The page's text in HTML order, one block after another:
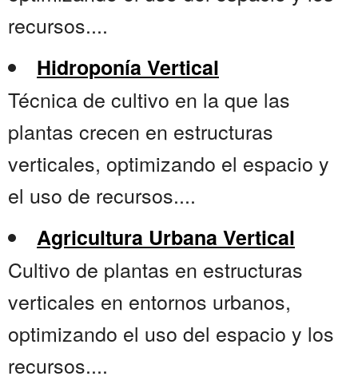
recursos....
Hidroponía Vertical
Técnica de cultivo en la que las
plantas crecen en estructuras
verticales, optimizando el espacio y
el uso de recursos....
Agricultura Urbana Vertical
Cultivo de plantas en estructuras
verticales en entornos urbanos,
optimizando el uso del espacio y los
recursos....